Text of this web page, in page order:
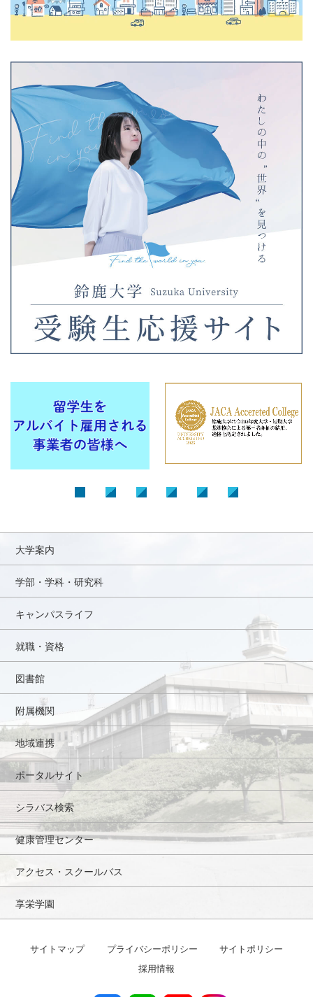
大学案内
学部・学科・研究科
キャンパスライフ
就職・資格
図書館
附属機関
地域連携
ポータルサイト
シラバス検索
健康管理センター
アクセス・スクールバス
享栄学園
サイトマップ プライバシーポリシー
サイトポリシー
採用情報